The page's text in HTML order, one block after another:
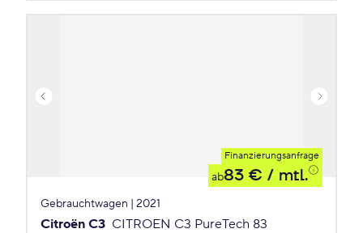
Finanzierungsanfrage
ab83 € / mtl.
Gebrauchtwagen | 2021
Citroën C3 CITROEN C3 PureTech 83